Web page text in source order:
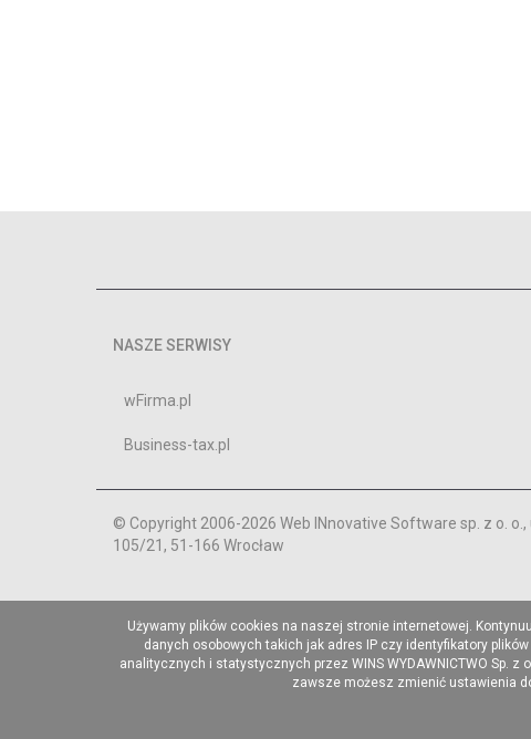
NASZE SERWISY
wFirma.pl
Business-tax.pl
© Copyright 2006-2026 Web INnovative Software sp. z o.
105/21, 51-166 Wrocław
Używamy plików cookies na naszej stronie internetowej.
danych osobowych takich jak adres IP czy identyfikatory
analitycznych i statystycznych przez WINS WYDAWNICTWO Sp.
zawsze możesz zmienić ustawienia